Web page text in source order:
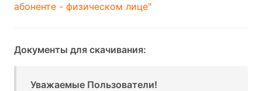
абоненте - физическом лице"
Документы для скачивания:
Уважаемые Пользователи!